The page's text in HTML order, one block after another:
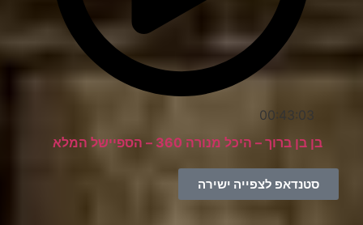
00:43:03
בן בן ברוך – היכל מנורה 360 – הספיישל המלא
סטנדאפ לצפייה ישירה